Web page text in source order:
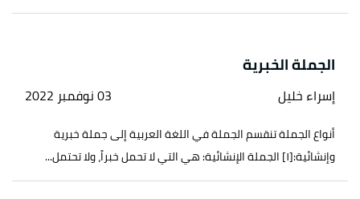
الجملة الخبرية
إسراء خليل 03 نوفمبر 2022
أنواع الجملة تنقسم الجملة في اللغة العربية إلى جملة خبرية
وإنشائية:[١] الجملة الإنشائية: هي التي لا تحمل خبراً، ولا تحتمل...